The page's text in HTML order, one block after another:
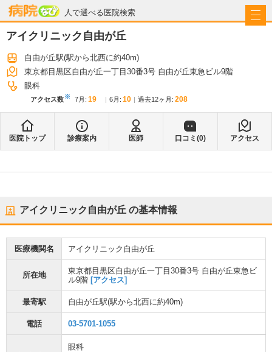
人で選べる医院検索
病院なび
アイクリニック自由が丘
自由が丘駅(駅から北西に約40m)
東京都目黒区自由が丘一丁目30番3号 自由が丘東急ビル9階
眼科
アクセス数※ 7月 : 19 6月 : 10 過去12ヶ月: 208
医院トップ 診療案内 医師 口コミ(0) アクセス
アイクリニック自由が丘 の基本情報
医療機関名 アイクリニック自由が丘
所在地
東京都目黒区自由が丘一丁目30番3号 自由が丘東急ビ
ル9階 [アクセス]
最寄駅 自由が丘駅(駅から北西に約40m)
電話 03-5701-1055
眼科